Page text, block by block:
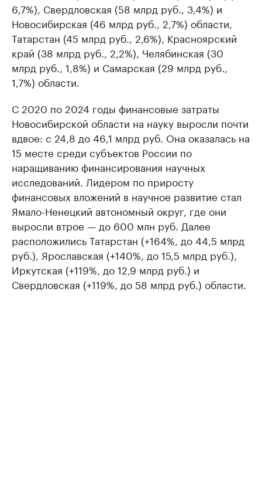
6,7%), Свердловская (58 млрд руб., 3,4%) и
Новосибирская (46 млрд руб., 2,7%) области,
Татарстан (45 млрд руб., 2,6%), Красноярский
край (38 млрд руб., 2,2%), Челябинская (30
млрд руб., 1,8%) и Самарская (29 млрд руб.,
1,7%) области.
С 2020 по 2024 годы финансовые затраты
Новосибирской области на науку выросли почти
вдвое: с 24,8 до 46,1 млрд руб. Она оказалась на
15 месте среди субъектов России по
наращиванию финансирования научных
исследований. Лидером по приросту
финансовых вложений в научное развитие стал
Ямало-Ненецкий автономный округ, где они
выросли втрое — до 600 млн руб. Далее
расположились Татарстан (+164%, до 44,5 млрд
руб.), Ярославская (+140%, до 15,5 млрд руб.),
Иркутская (+119%, до 12,9 млрд руб.) и
Свердловская (+119%, до 58 млрд руб.) области.